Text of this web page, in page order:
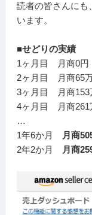
読者の皆さんにも
います。
■せどりの実績
1ヶ月目 月商0円
2ヶ月目 月商65
3ヶ月目 月商153
4ヶ月目 月商261
…
1年6か月
月商
2年2か月
月商